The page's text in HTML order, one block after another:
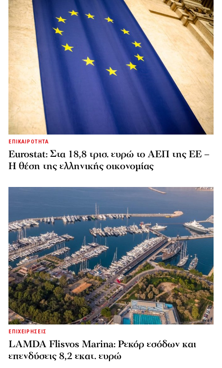
ΕΠΙΚΑΙΡΟΤΗΤΑ
Eurostat: Στα 18,8 τρισ. ευρώ το ΑΕΠ της ΕΕ –
Η θέση της ελληνικής οικονομίας
ΕΠΙΧΕΙΡΗΣΕΙΣ
LAMDA Flisvos Marina: Ρεκόρ εσόδων και
επενδύσεις 8,2 εκατ. ευρώ